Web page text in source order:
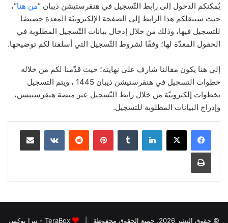
يُمكنكم الدخول إلى رابط التّسجيل في هنقرستيشن ذيبان “من هنا“،
حيث سينقلكم هذا الرابط إلى الصفحة الإلكترونيّة المعدة خصيصًا
للتسجيل فيها، وذلك من خلال إدخال بيانات التّسجيل المطلوبة في
الحقول المعدّة لها؛ وفقًا لشروط التّسجيل التي أسلفنا لكم توضيحها.
إلى هنا يكون مقالنا شارف على نهايته؛ حيث قدّمنا لكم من خلاله
خطوات التسجيل في هنقرستيشن ذيبان 1445 ، ويتم التسجيل
بخطوات إلكترونيّة من خلال رابط التّسجيل عبر منصة هنقرستيشن،
وإدراج البيانات المطلوبة للتسجيل.
لينكدإن بينتيريست مشاركة عبر البريد
طباعة
© حقوق النشر 2026، جميع الحقوق محفوظة | TeraBox - تيرا بوكس